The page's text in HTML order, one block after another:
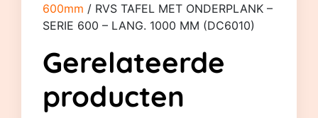
600mm / RVS TAFEL MET ONDERPLANK –
SERIE 600 – LANG. 1000 MM (DC6010)
Gerelateerde
producten